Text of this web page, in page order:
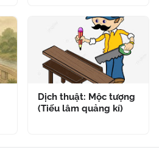
Dịch thuật: Mộc tượng
(Tiếu lâm quảng kí)